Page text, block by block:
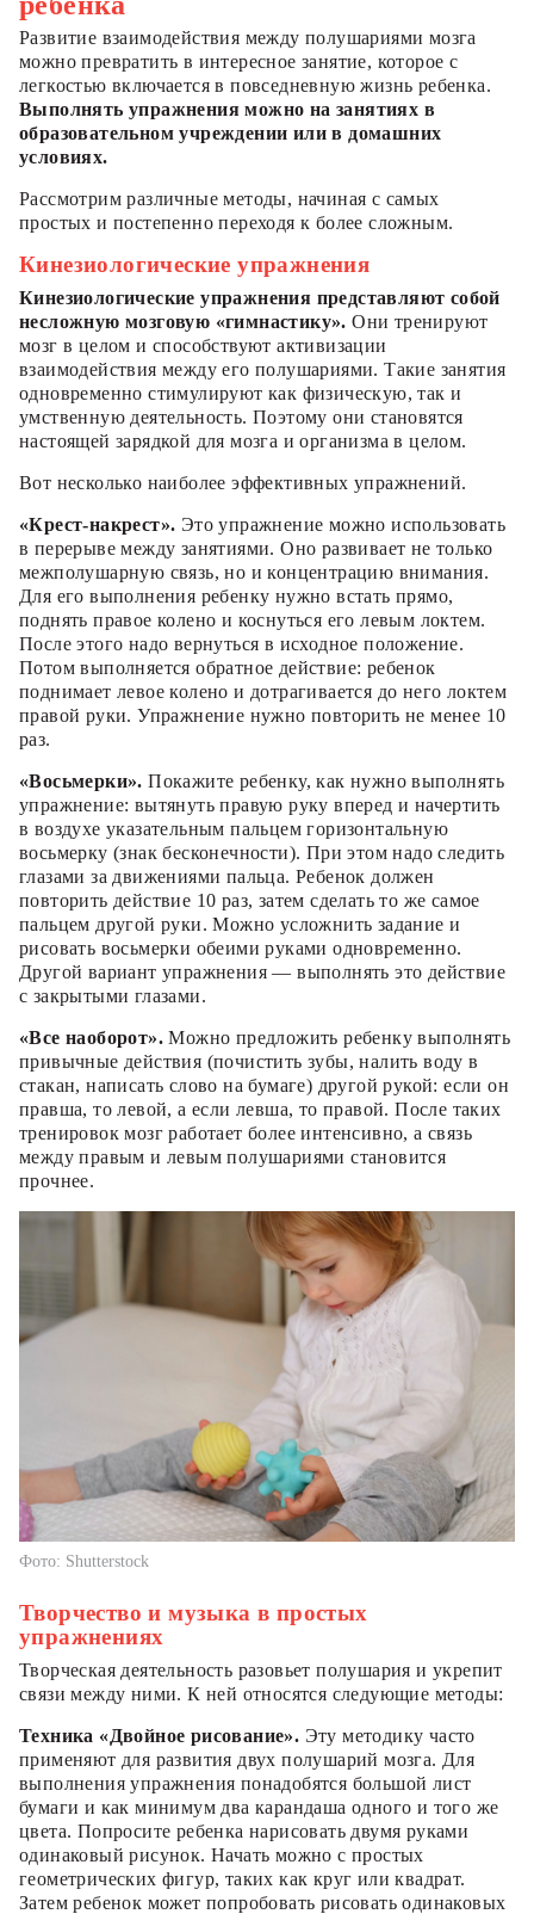
Развитие взаимодействия между полушариями мозга
можно превратить в интересное занятие, которое с
легкостью включается в повседневную жизнь ребенка.
Выполнять упражнения можно на занятиях в
образовательном учреждении или в домашних
условиях.
Рассмотрим различные методы, начиная с самых
простых и постепенно переходя к более сложным.
Кинезиологические упражнения
Кинезиологические упражнения представляют собой
несложную мозговую «гимнастику». Они тренируют
мозг в целом и способствуют активизации
взаимодействия между его полушариями. Такие занятия
одновременно стимулируют как физическую, так и
умственную деятельность. Поэтому они становятся
настоящей зарядкой для мозга и организма в целом.
Вот несколько наиболее эффективных упражнений.
«Крест-накрест». Это упражнение можно использовать
в перерыве между занятиями. Оно развивает не только
межполушарную связь, но и концентрацию внимания.
Для его выполнения ребенку нужно встать прямо,
поднять правое колено и коснуться его левым локтем.
После этого надо вернуться в исходное положение.
Потом выполняется обратное действие: ребенок
поднимает левое колено и дотрагивается до него локтем
правой руки. Упражнение нужно повторить не менее 10
раз.
«Восьмерки». Покажите ребенку, как нужно выполнять
упражнение: вытянуть правую руку вперед и начертить
в воздухе указательным пальцем горизонтальную
восьмерку (знак бесконечности). При этом надо следить
глазами за движениями пальца. Ребенок должен
повторить действие 10 раз, затем сделать то же самое
пальцем другой руки. Можно усложнить задание и
рисовать восьмерки обеими руками одновременно.
Другой вариант упражнения — выполнять это действие
с закрытыми глазами.
«Все наоборот». Можно предложить ребенку выполнять
привычные действия (почистить зубы, налить воду в
стакан, написать слово на бумаге) другой рукой: если он
правша, то левой, а если левша, то правой. После таких
тренировок мозг работает более интенсивно, а связь
между правым и левым полушариями становится
прочнее.
Фото: Shutterstock
Творчество и музыка в простых
упражнениях
Творческая деятельность разовьет полушария и укрепит
связи между ними. К ней относятся следующие методы:
Техника «Двойное рисование». Эту методику часто
применяют для развития двух полушарий мозга. Для
выполнения упражнения понадобятся большой лист
бумаги и как минимум два карандаша одного и того же
цвета. Попросите ребенка нарисовать двумя руками
одинаковый рисунок. Начать можно с простых
геометрических фигур, таких как круг или квадрат.
Затем ребенок может попробовать рисовать одинаковых